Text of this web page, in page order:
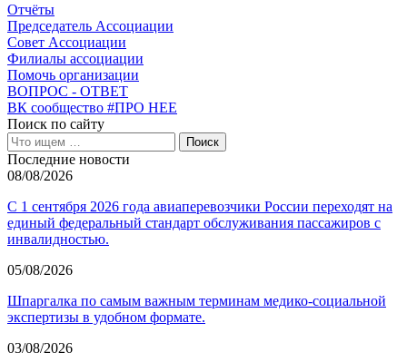
Отчёты
Председатель Ассоциации
Совет Ассоциации
Филиалы ассоциации
Помочь организации
ВОПРОС - ОТВЕТ
ВК сообщество #ПРО НЕЕ
Поиск по сайту
Последние новости
08/08/2026
С 1 сентября 2026 года авиаперевозчики России переходят на
единый федеральный стандарт обслуживания пассажиров с
инвалидностью.
05/08/2026
Шпаргалка по самым важным терминам медико-социальной
экспертизы в удобном формате.
03/08/2026